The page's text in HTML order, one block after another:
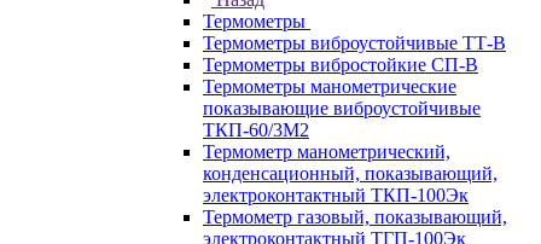
Термометры
Термометры виброустойчивые ТТ-В
Термометры вибростойкие СП-В
Термометры манометрические
показывающие виброустойчивые
ТКП-60/3М2
Термометр манометрический,
конденсационный, показывающий,
электроконтактный ТКП-100Эк
Термометр газовый, показывающий,
электроконтактный ТГП-100Эк